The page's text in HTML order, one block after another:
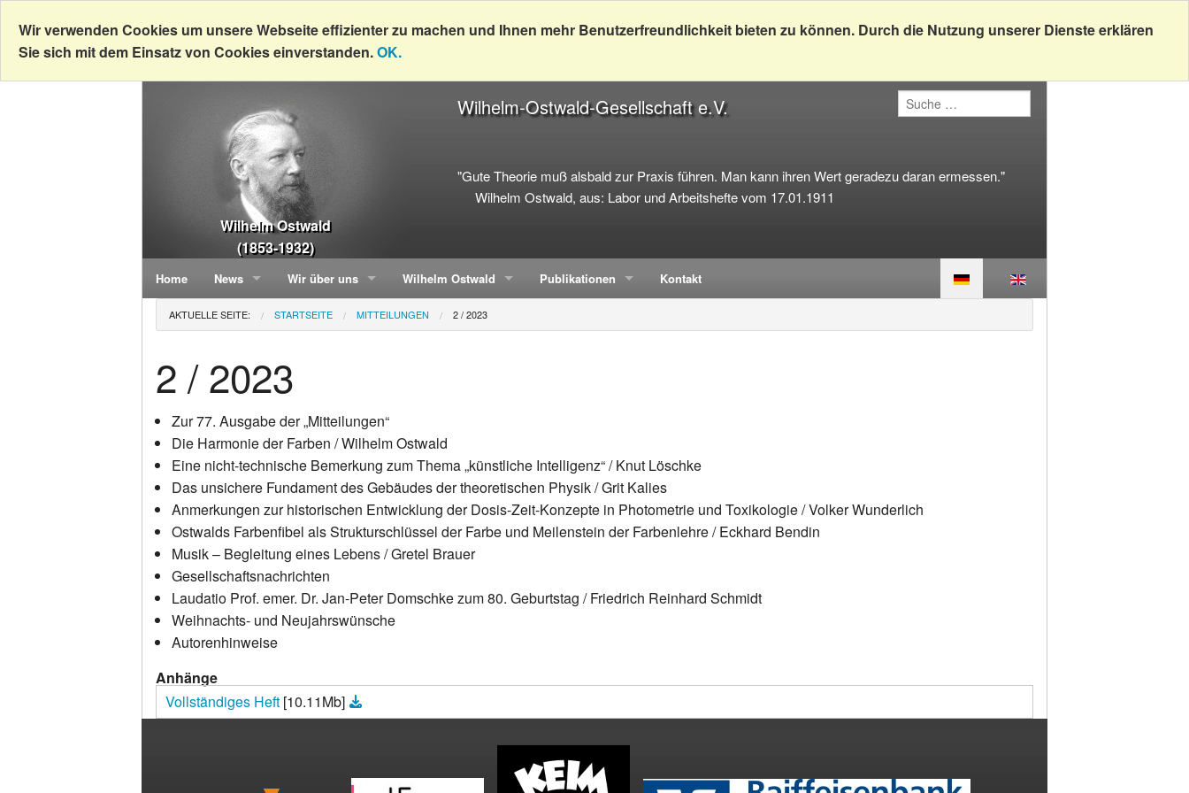
Wir verwenden Cookies um unsere Webseite effizienter zu machen und Ihnen mehr Benutzerfreundlichkeit bieten zu können. Durch die Nutzung unserer Dienste erklären
Sie sich mit dem Einsatz von Cookies einverstanden.OK.
Wilhelm Ostwald
(1853-1932)
Wilhelm-Ostwald-Gesellschaft e.V.
"Gute Theorie muß alsbald zur Praxis führen. Man kann ihren Wert geradezu daran ermessen."
Wilhelm Ostwald, aus: Labor und Arbeitshefte vom 17.01.1911
Home News
NeuerscheinungenMonographienBesprechungen
Wir über uns
Geschichte
Projekte
Vorstand und wissenschaftlicher Beirat
Sponsoren
Satzung
Wilhelm Ostwald
Leben
Energetik, Wissenschaft und Monismus
Ostwald vor 100 Jahren
Publikationen Kontakt
AKTUELLE SEITE: STARTSEITE MITTEILUNGEN 2 / 2023
2 / 2023
Zur 77. Ausgabe der „Mitteilungen“
Die Harmonie der Farben / Wilhelm Ostwald
Eine nicht-technische Bemerkung zum Thema „künstliche Intelligenz“ / Knut Löschke
Das unsichere Fundament des Gebäudes der theoretischen Physik / Grit Kalies
Anmerkungen zur historischen Entwicklung der Dosis-Zeit-Konzepte in Photometrie und Toxikologie / Volker Wunderlich
Ostwalds Farbenfibel als Strukturschlüssel der Farbe und Meilenstein der Farbenlehre / Eckhard Bendin
Musik – Begleitung eines Lebens / Gretel Brauer
Gesellschaftsnachrichten
Laudatio Prof. emer. Dr. Jan-Peter Domschke zum 80. Geburtstag / Friedrich Reinhard Schmidt
Weihnachts- und Neujahrswünsche
Autorenhinweise
Anhänge
Vollständiges Heft [10.11Mb]